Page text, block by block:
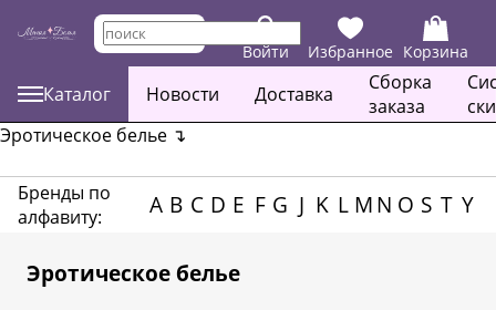
Войти Избранное Корзина
Каталог Новости Доставка
Сборка
заказа
Эротическое белье ↴
Бренды по
алфавиту:
A B C D E F G J K L MN O S T Y
Эротическое белье